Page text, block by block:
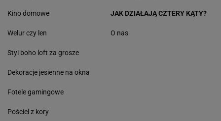
Kino domowe
Welur czy len
Styl boho loft za grosze
Dekoracje jesienne na okna
Fotele gamingowe
Pościel z kory
JAK DZIAŁAJĄ CZTERY KĄTY?
O nas